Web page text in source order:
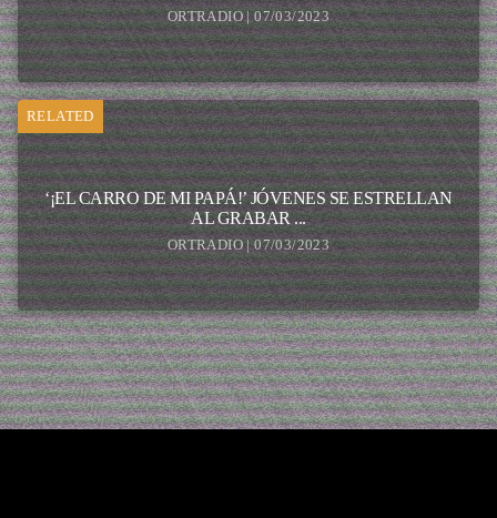
ORTRADIO | 07/03/2023
RELATED
‘¡EL CARRO DE MI PAPÁ!’ JÓVENES SE ESTRELLAN
AL GRABAR ...
ORTRADIO | 07/03/2023